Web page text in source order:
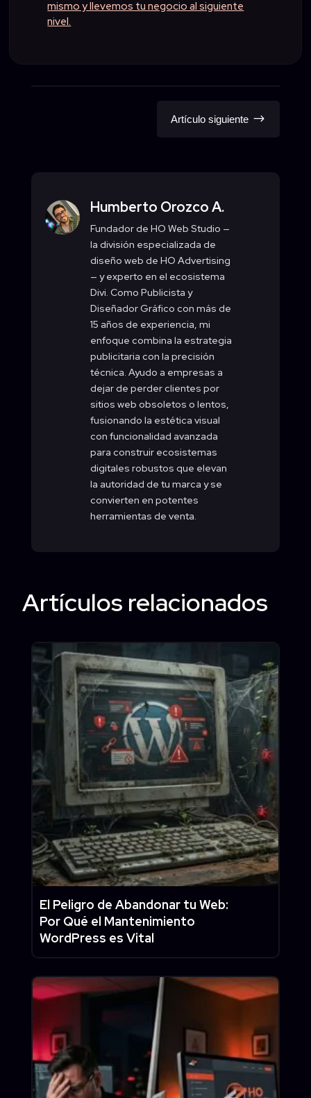
mismo y llevemos tu negocio al siguiente
nivel.
Artículo siguiente $
Humberto Orozco A.
Fundador de HO Web Studio —
la división especializada de
diseño web de HO Advertising
— y experto en el ecosistema
Divi. Como Publicista y
Diseñador Gráfico con más de
15 años de experiencia, mi
enfoque combina la estrategia
publicitaria con la precisión
técnica. Ayudo a empresas a
dejar de perder clientes por
sitios web obsoletos o lentos,
fusionando la estética visual
con funcionalidad avanzada
para construir ecosistemas
digitales robustos que elevan
la autoridad de tu marca y se
convierten en potentes
herramientas de venta.
Artículos relacionados
El Peligro de Abandonar tu Web:
Por Qué el Mantenimiento
WordPress es Vital